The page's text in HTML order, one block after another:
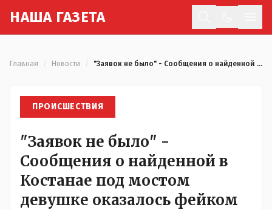
НАША ГАЗЕТА
Главная Новости "Заявок не было" - Сообщения о найденной в Костанае под мостом девушке оказалось фейком
ПРОИСШЕСТВИЯ
"Заявок не было" -
Сообщения о найденной в
Костанае под мостом
девушке оказалось фейком